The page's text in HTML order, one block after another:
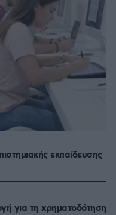
εκπαίδευσης
για τη χρηματοδότηση